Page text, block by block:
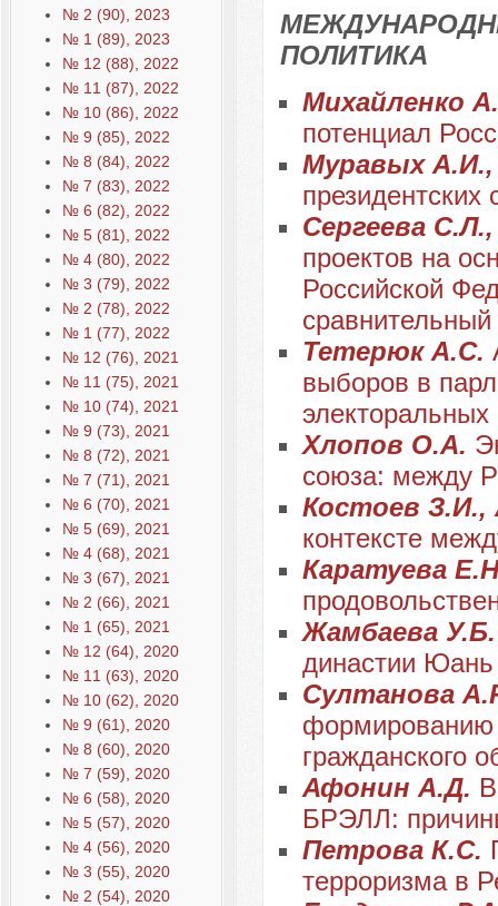
№ 2 (90), 2023
№ 1 (89), 2023
№ 12 (88), 2022
№ 11 (87), 2022
№ 10 (86), 2022
№ 9 (85), 2022
№ 8 (84), 2022
№ 7 (83), 2022
№ 6 (82), 2022
№ 5 (81), 2022
№ 4 (80), 2022
№ 3 (79), 2022
№ 2 (78), 2022
№ 1 (77), 2022
№ 12 (76), 2021
№ 11 (75), 2021
№ 10 (74), 2021
№ 9 (73), 2021
№ 8 (72), 2021
№ 7 (71), 2021
№ 6 (70), 2021
№ 5 (69), 2021
№ 4 (68), 2021
№ 3 (67), 2021
№ 2 (66), 2021
№ 1 (65), 2021
№ 12 (64), 2020
№ 11 (63), 2020
№ 10 (62), 2020
№ 9 (61), 2020
№ 8 (60), 2020
№ 7 (59), 2020
№ 6 (58), 2020
№ 5 (57), 2020
№ 4 (56), 2020
№ 3 (55), 2020
№ 2 (54), 2020
ПОЛИТИКА
Михайленко
потенциал
Муравых
президентских
Сергеева
проектов на
Российской
сравнительный
Тетерюк А.С.
выборов в
электоральных
Хлопов О.А.
союза: между
Костоев З.И.,
контексте
Каратуева
Жамбаева
династии Юань
Султанова
формированию
гражданского
Афонин А.Д.
БРЭЛЛ:
Петрова К.С.
терроризма в